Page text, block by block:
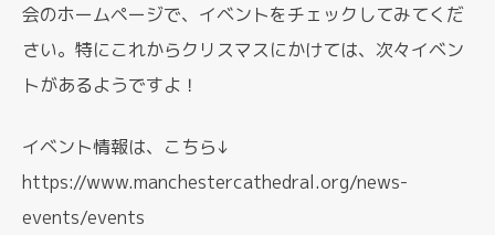
会のホームページで、イベントをチェックしてみてくだ
さい。特にこれからクリスマスにかけては、次々イベン
トがあるようですよ！
イベント情報は、こちら↓
https://www.manchestercathedral.org/news-
events/events